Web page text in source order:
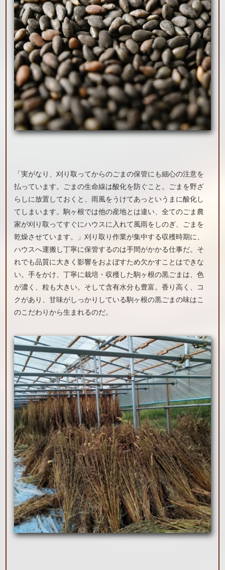
「実がなり、刈り取ってからのごまの保管にも細心の注意を
払っています。ごまの生命線は酸化を防ぐこと。ごまを野ざ
らしに放置しておくと、雨風をうけてあっというまに酸化し
てしまいます。駒ヶ根では他の産地とは違い、全てのごま農
家が刈り取ってすぐにハウスに入れて風雨をしのぎ、ごまを
乾燥させています。」刈り取り作業が集中する収穫時期に、
ハウスへ運搬し丁寧に保管するのは手間がかかる仕事だ。そ
れでも品質に大きく影響をおよぼすため欠かすことはできな
い。手をかけ、丁寧に栽培・収穫した駒ヶ根の黒ごまは、色
が濃く、粒も大きい。そして含有水分も豊富。香り高く、コ
クがあり、甘味がしっかりしている駒ヶ根の黒ごまの味はこ
のこだわりから生まれるのだ。